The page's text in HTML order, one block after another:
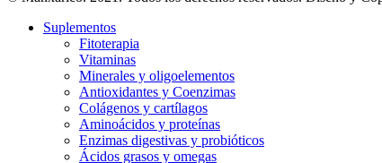
Suplementos
Fitoterapia
Vitaminas
Minerales y oligoelementos
Antioxidantes y Coenzimas
Colágenos y cartílagos
Aminoácidos y proteínas
Enzimas digestivas y probióticos
Ácidos grasos y omegas